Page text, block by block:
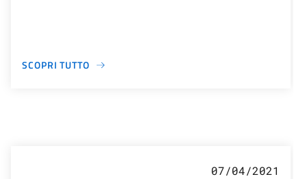
SCOPRI TUTTO
07/04/2021